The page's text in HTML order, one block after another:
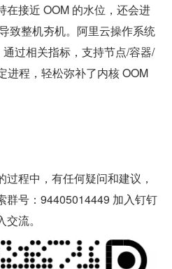
在接近 OOM 的水位，还会进
致整机夯机。阿里云操作系统
过相关指标，支持节点/容器/
进程，轻松弥补了内核 OOM
程中，有任何疑问和建议，
号：94405014449 加入钉钉
流。